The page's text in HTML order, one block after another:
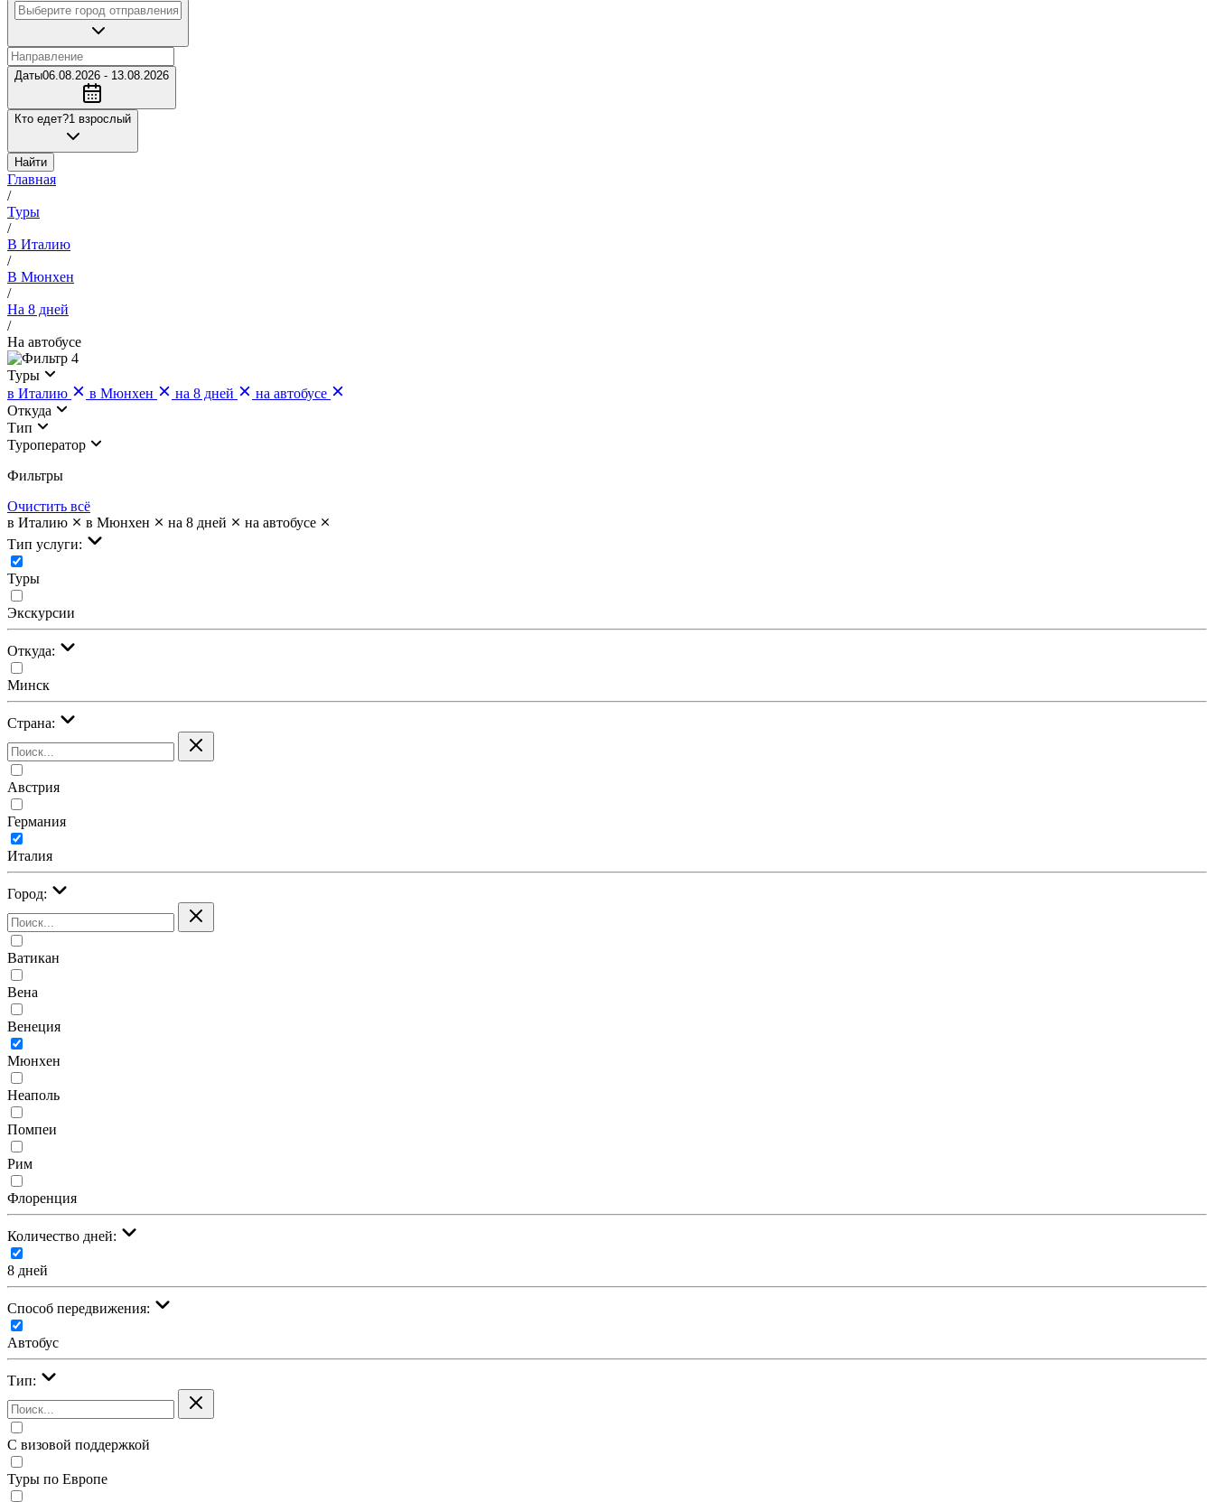
Даты06.08.2026 - 13.08.2026
Кто едет?1 взрослый
Найти
Главная
/
Туры
/
В Италию
/
В Мюнхен
/
На 8 дней
/
На автобусе
4
Туры
в Италию
в Мюнхен на 8 дней
на автобусе
Откуда
Тип
Туроператор
Фильтры
Очистить всё
в Италию
в Мюнхен на 8 дней
на автобусе
Тип услуги:
Туры
Экскурсии
Откуда:
Минск
Страна:
Австрия
Германия
Италия
Город:
Ватикан
Вена
Венеция
Мюнхен
Неаполь
Помпеи
Рим
Флоренция
Количество дней:
8 дней
Cпособ передвижения:
Автобус
Тип:
С визовой поддержкой
Туры по Европе